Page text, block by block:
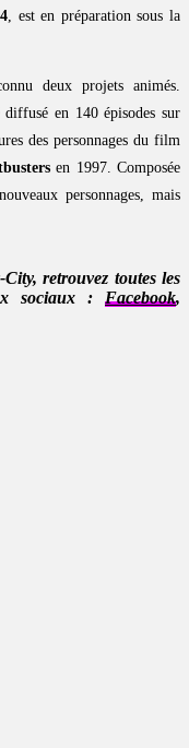
, est en préparation sous la
deux projets animés.
diffusé en 140 épisodes sur
des personnages du film
en 1997. Composée
personnages, mais
retrouvez toutes les
sociaux : Facebook,